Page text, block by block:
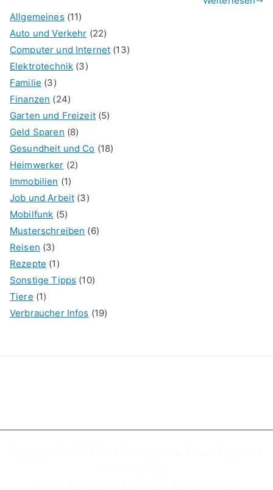
Allgemeines (11)
Auto und Verkehr (22)
Computer und Internet (13)
Elektrotechnik (3)
Familie (3)
Finanzen (24)
Garten und Freizeit(5)
Geld Sparen (8)
Gesundheit und Co (18)
Heimwerker (2)
Immobilien (1)
Job und Arbeit (3)
Mobilfunk (5)
Musterschreiben (6)
Reisen (3)
Rezepte (1)
Sonstige Tipps (10)
Tiere (1)
Verbraucher Infos (19)